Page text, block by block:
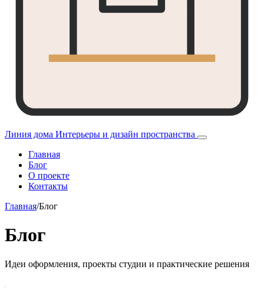
Линия дома Интерьеры и дизайн пространства
Главная
Блог
О проекте
Контакты
Главная/Блог
Блог
Идеи оформления, проекты студии и практические решения